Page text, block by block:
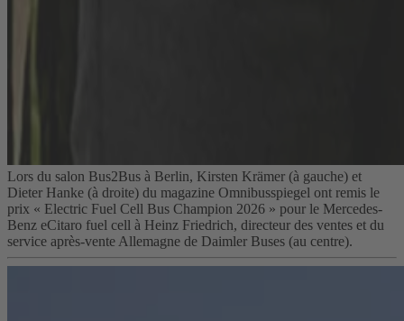
Lors du salon Bus2Bus à Berlin, Kirsten Krämer (à gauche) et
Dieter Hanke (à droite) du magazine Omnibusspiegel ont remis le
prix « Electric Fuel Cell Bus Champion 2026 » pour le Mercedes-
Benz eCitaro fuel cell à Heinz Friedrich, directeur des ventes et du
service après-vente Allemagne de Daimler Buses (au centre).